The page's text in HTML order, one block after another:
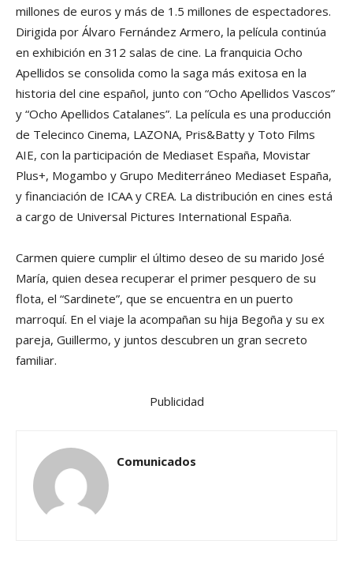
millones de euros y más de 1.5 millones de espectadores.
Dirigida por Álvaro Fernández Armero, la película continúa
en exhibición en 312 salas de cine. La franquicia Ocho
Apellidos se consolida como la saga más exitosa en la
historia del cine español, junto con “Ocho Apellidos Vascos”
y “Ocho Apellidos Catalanes”. La película es una producción
de Telecinco Cinema, LAZONA, Pris&Batty y Toto Films
AIE, con la participación de Mediaset España, Movistar
Plus+, Mogambo y Grupo Mediterráneo Mediaset España,
y financiación de ICAA y CREA. La distribución en cines está
a cargo de Universal Pictures International España.
Carmen quiere cumplir el último deseo de su marido José
María, quien desea recuperar el primer pesquero de su
flota, el “Sardinete”, que se encuentra en un puerto
marroquí. En el viaje la acompañan su hija Begoña y su ex
pareja, Guillermo, y juntos descubren un gran secreto
familiar.
Publicidad
Comunicados